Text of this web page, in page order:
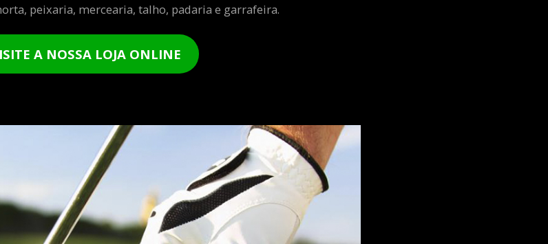
peixaria, mercearia, talho, padaria e garrafeira.
A NOSSA LOJA ONLINE